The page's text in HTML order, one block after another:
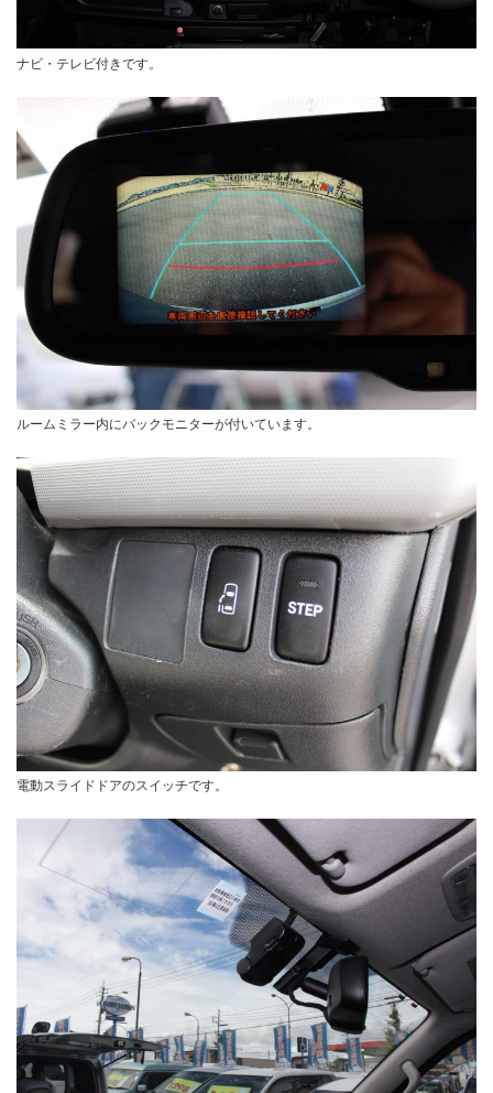
ナビ・テレビ付きです。
ルームミラー内にバックモニターが付いています。
電動スライドドアのスイッチです。